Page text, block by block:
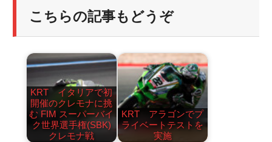
こちらの記事もどうぞ
KRT イタリアで初
開催のクレモナに挑
む FIM スーパーバイ
ク世界選手権(SBK)
クレモナ戦
KRT アラゴンでプ
ライベートテストを
実施